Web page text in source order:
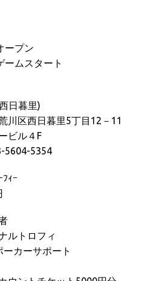
ープン
ームスタート
日暮里)
川区西日暮里5丁目12－11
ビル４F
5604-5354
ｨｰ
ルトロフィ
ーカーサポート